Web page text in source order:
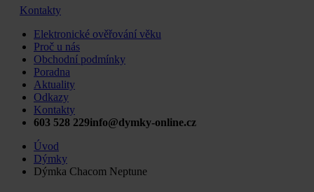
Kontakty
Elektronické ověřování věku
Proč u nás
Obchodní podmínky
Poradna
Aktuality
Odkazy
Kontakty
603 528 229info@dymky-online.cz
Úvod
Dýmky
Dýmka Chacom Neptune